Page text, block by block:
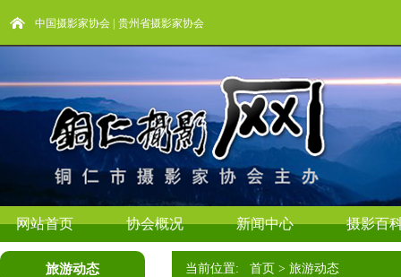
中国摄影家协会 贵州省摄影家协会
网站首页 协会概况 新闻中心 摄影百
旅游动态 当前位置: 首页 > 旅游动态